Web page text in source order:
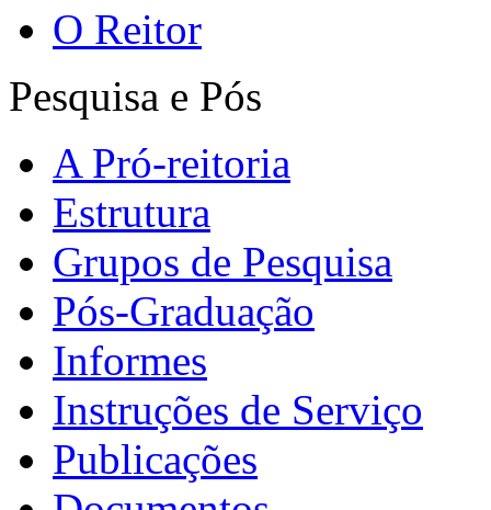
O Reitor
Pesquisa e Pós
A Pró-reitoria
Estrutura
Grupos de Pesquisa
Pós-Graduação
Informes
Instruções de Serviço
Publicações